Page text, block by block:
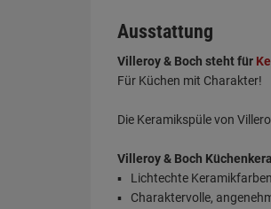
Ausstattung
Villeroy & Boch steht für
Für Küchen mit Charakter!
Die Keramikspüle von
Villeroy & Boch
Lichtechte
Charaktervolle,